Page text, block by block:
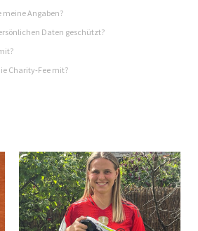
meine Angaben?
Daten geschützt?
Charity-Fee mit?